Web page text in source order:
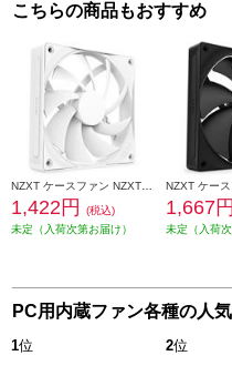
こちらの商品もおすすめ
1,422円
(税込)
未定（入荷次第お届け）
1,667円
未定（入荷次
PC用内蔵ファン各種の人
1位 2位